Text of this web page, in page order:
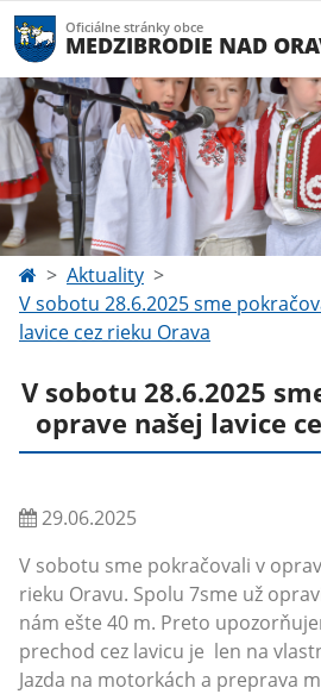
Oficiálne stránky obce
MEDZIBRODIE NAD
Aktuality
V sobotu 28.6.2025 sme
lavice cez rieku Orava
V sobotu 28.6.2025
oprave našej lavice
29.06.2025
V sobotu sme pokračovali v
rieku Oravu. Spolu 7sme už
nám ešte 40 m. Preto
prechod cez lavicu je len na
Jazda na motorkách a preprava